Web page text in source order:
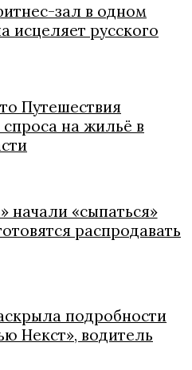
зал в одном
исцеляет русского
Путешествия
на жильё в
начали «сыпаться»
распродавать
подробности
Некст», водитель